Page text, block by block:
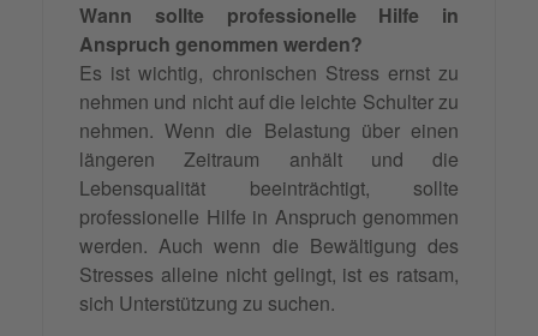
Wann sollte professionelle Hilfe in
Anspruch genommen werden?
Es ist wichtig, chronischen Stress ernst zu
nehmen und nicht auf die leichte Schulter zu
nehmen. Wenn die Belastung über einen
längeren Zeitraum anhält und die
Lebensqualität beeinträchtigt, sollte
professionelle Hilfe in Anspruch genommen
werden. Auch wenn die Bewältigung des
Stresses alleine nicht gelingt, ist es ratsam,
sich Unterstützung zu suchen.